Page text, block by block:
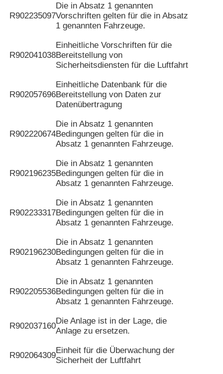
R902235097
Die in Absatz 1 genannten
Vorschriften gelten für die in Absatz
1 genannten Fahrzeuge.
R902041038
Einheitliche Vorschriften für die
Bereitstellung von
Sicherheitsdiensten für die Luftfahrt
R902057696
Einheitliche Datenbank für die
Bereitstellung von Daten zur
Datenübertragung
R902220674
Die in Absatz 1 genannten
Bedingungen gelten für die in
Absatz 1 genannten Fahrzeuge.
R902196235
Die in Absatz 1 genannten
Bedingungen gelten für die in
Absatz 1 genannten Fahrzeuge.
R902233317
Die in Absatz 1 genannten
Bedingungen gelten für die in
Absatz 1 genannten Fahrzeuge.
R902196230
Die in Absatz 1 genannten
Bedingungen gelten für die in
Absatz 1 genannten Fahrzeuge.
R902205536
Die in Absatz 1 genannten
Bedingungen gelten für die in
Absatz 1 genannten Fahrzeuge.
R902037160
Die Anlage ist in der Lage, die
Anlage zu ersetzen.
R902064309
Einheit für die Überwachung der
Sicherheit der Luftfahrt